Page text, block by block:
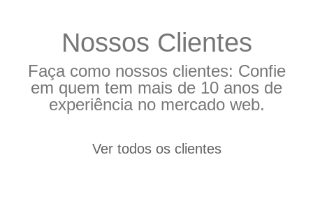
Nossos Clientes
Faça como nossos clientes: Confie
em quem tem mais de 10 anos de
experiência no mercado web.
Ver todos os clientes